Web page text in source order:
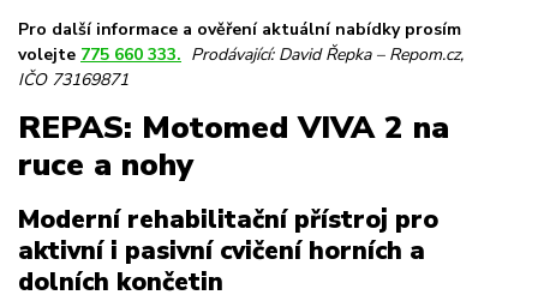
Pro další informace a ověření aktuální nabídky prosím
volejte 775 660 333. Prodávající: David Řepka – Repom.cz,
IČO 73169871
REPAS: Motomed VIVA 2 na
ruce a nohy
Moderní rehabilitační přístroj pro
aktivní i pasivní cvičení horních a
dolních končetin